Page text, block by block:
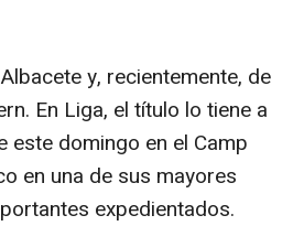
y, recientemente, de
En Liga, el título lo tiene a
este domingo en el Camp
en una de sus mayores
expedientados.